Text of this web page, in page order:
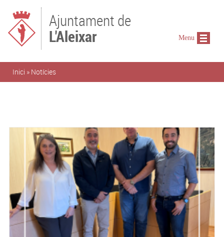
Ajuntament de
L'Aleixar
Esteu aquí
Inici » Notícies
Menu